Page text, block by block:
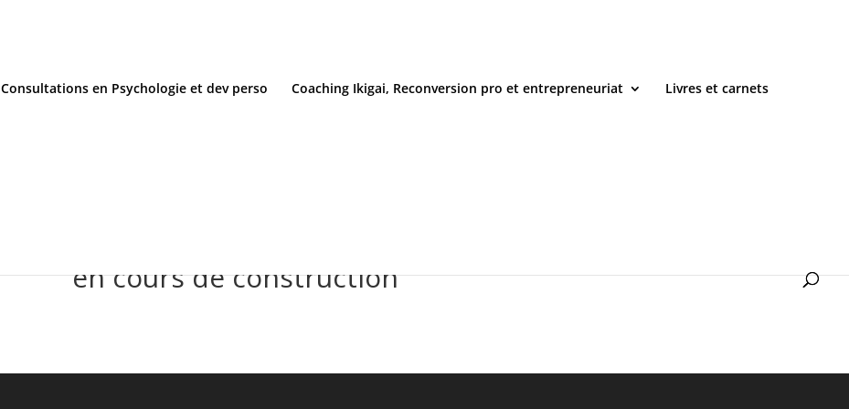
Consultations en Psychologie et dev perso Coaching Ikigai, Reconversion pro et entrepreneuriat Livres et carnets
en cours de construction